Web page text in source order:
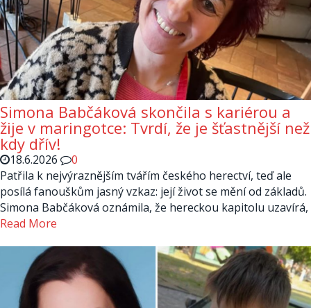
Simona Babčáková skončila s kariérou a
žije v maringotce: Tvrdí, že je šťastnější než
kdy dřív!
18.6.2026
0
Patřila k nejvýraznějším tvářím českého herectví, teď ale
posílá fanouškům jasný vzkaz: její život se mění od základů.
Simona Babčáková oznámila, že hereckou kapitolu uzavírá,
Read More